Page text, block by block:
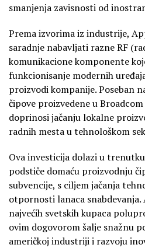
smanjenja zavisnosti od
Prema izvorima iz industrije,
saradnje nabavljati razne RF
komunikacione komponente
funkcionisanje modernih
proizvodi kompanije. Poseban
čipove proizvedene u
doprinosi jačanju lokalne
radnih mesta u tehnološkom
Ova investicija dolazi u
podstiče domaću proizvodnju
subvencije, s ciljem jačanja
otpornosti lanaca snabdevanja.
najvećih svetskih kupaca
ovim dogovorom šalje snažnu
američkoj industriji i razvoju